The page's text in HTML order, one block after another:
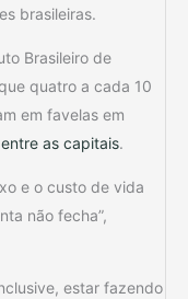
brasileiras.
Brasileiro de
quatro a cada 10
em favelas em
as capitais.
e o custo de vida
não fecha”,
estar fazendo